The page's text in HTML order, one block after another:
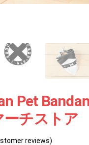
Pet
ーチストア
reviews)